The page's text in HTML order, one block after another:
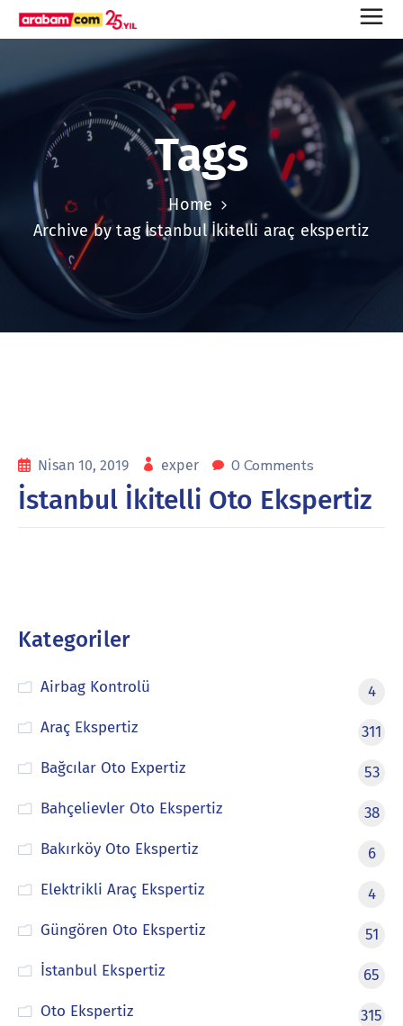
Tags
Home
Archive by tag İstanbul İkitelli araç ekspertiz
Nisan 10, 2019 exper 0 Comments
İstanbul İkitelli Oto Ekspertiz
Kategoriler
Airbag Kontrolü
4
Araç Ekspertiz
311
Bağcılar Oto Expertiz
53
Bahçelievler Oto Ekspertiz
38
Bakırköy Oto Ekspertiz
6
Elektrikli Araç Ekspertiz
4
Güngören Oto Ekspertiz
51
İstanbul Ekspertiz
65
Oto Ekspertiz
315